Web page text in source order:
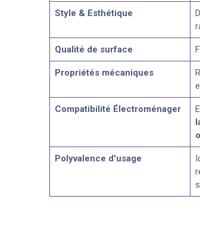
Style & Esthétique
Qualité de surface
Propriétés mécaniques
Compatibilité Électroménager
Polyvalence d'usage